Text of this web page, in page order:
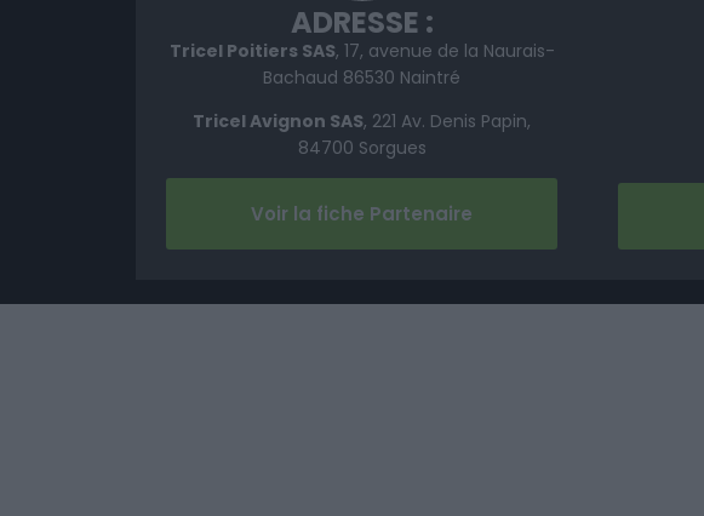
ADRESSE :
Tricel Poitiers SAS, 17, avenue de la Naurais-
Bachaud 86530 Naintré
Tricel Avignon SAS, 221 Av. Denis Papin,
84700 Sorgues
Voir la fiche Partenaire